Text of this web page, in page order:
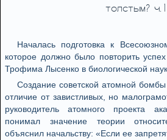
толстым? ч.1
Началась подготовка к
которое должно было повторить
Трофима Лысенко в биологической
Создание советской атомной
отличие от завистливых, но
руководитель атомного проекта
понимал значение теории
объяснил начальству: «Если ее